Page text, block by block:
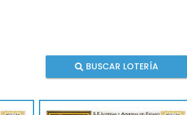
BUSCAR LOTERÍA